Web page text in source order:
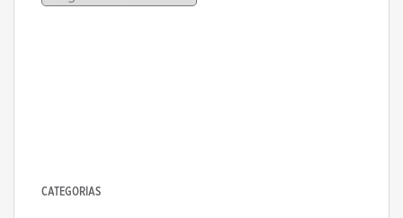
CATEGORÍAS